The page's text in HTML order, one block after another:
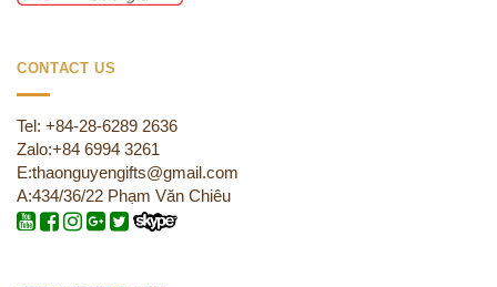
CONTACT US
Tel: +84-28-6289 2636
Zalo:+84 6994 3261
E:thaonguyengifts@gmail.com
A:434/36/22 Phạm Văn Chiêu